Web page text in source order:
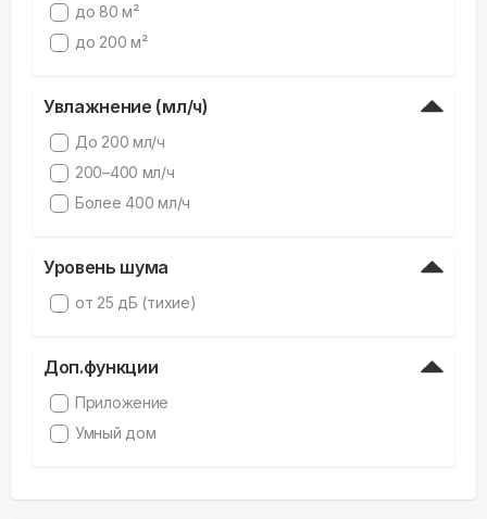
до 80 м²
до 200 м²
Увлажнение (мл/ч)
До 200 мл/ч
200–400 мл/ч
Более 400 мл/ч
Уровень шума
от 25 дБ (тихие)
Доп.функции
Приложение
Умный дом